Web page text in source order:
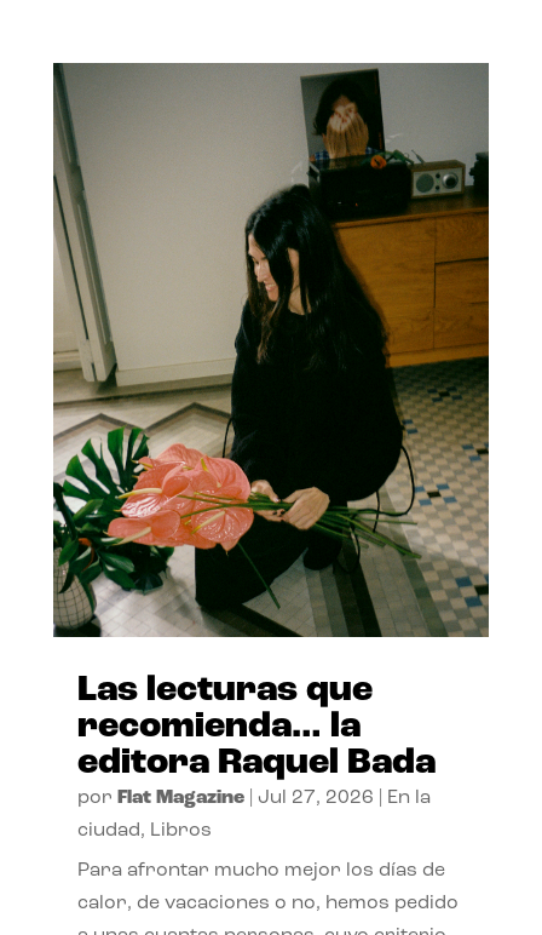
Las lecturas que
recomienda… la
editora Raquel Bada
por Flat Magazine| Jul 27, 2026
En la
ciudad, Libros
Para afrontar mucho mejor los días de
calor, de vacaciones o no, hemos pedido